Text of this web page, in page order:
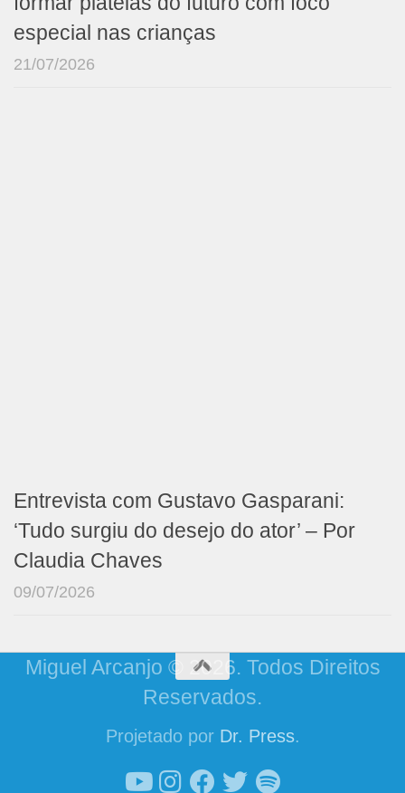
especial nas crianças
21/07/2026
Entrevista com Gustavo Gasparani:
‘Tudo surgiu do desejo do ator’ – Por
Claudia Chaves
09/07/2026
Miguel Arcanjo © 2026. Todos Direitos
Reservados.
Projetado por Dr. Press.